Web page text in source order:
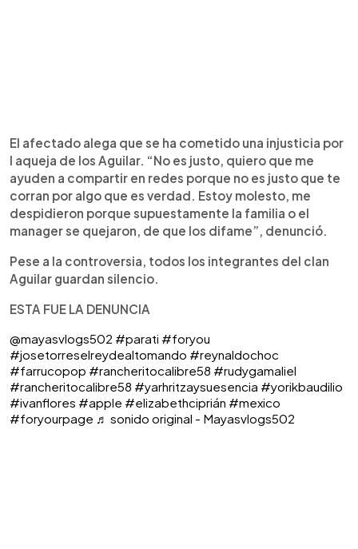
El afectado alega que se ha cometido una injusticia por
l aqueja de los Aguilar. “No es justo, quiero que me
ayuden a compartir en redes porque no es justo que te
corran por algo que es verdad. Estoy molesto, me
despidieron porque supuestamente la familia o el
manager se quejaron, de que los difame”, denunció.
Pese a la controversia, todos los integrantes del clan
Aguilar guardan silencio.
ESTA FUE LA DENUNCIA
@mayasvlogs502 #parati #foryou
#josetorreselreydealtomando #reynaldochoc
#farrucopop #rancheritocalibre58 #rudygamaliel
#rancheritocalibre58 #yarhritzaysuesencia #yorikbaudilio
#ivanflores #apple #elizabethciprián #mexico
#foryourpage ♬ sonido original - Mayasvlogs502